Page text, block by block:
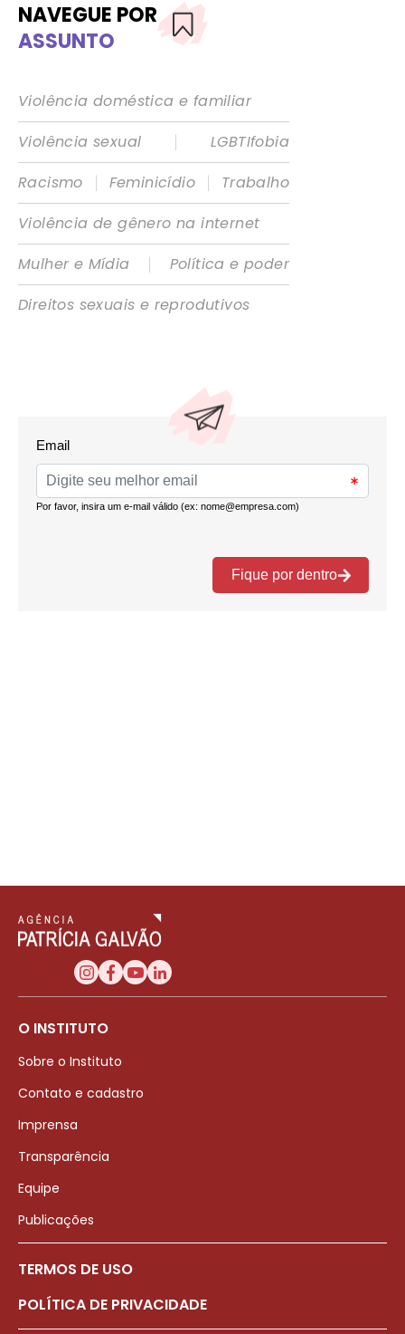
NAVEGUE POR
ASSUNTO
Violência doméstica e familiar
Violência sexual
|
LGBTIfobia
Racismo
| Feminicídio |
Trabalho
Violência de gênero na internet
Mulher e Mídia
|
Política e poder
Direitos sexuais e reprodutivos
O INSTITUTO
Sobre o Instituto
Contato e cadastro
Imprensa
Transparência
Equipe
Publicações
TERMOS DE USO
POLÍTICA DE PRIVACIDADE